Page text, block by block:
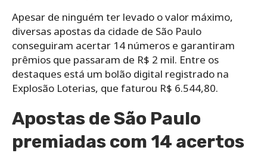
Apesar de ninguém ter levado o valor máximo,
diversas apostas da cidade de São Paulo
conseguiram acertar 14 números e garantiram
prêmios que passaram de R$ 2 mil. Entre os
destaques está um bolão digital registrado na
Explosão Loterias, que faturou R$ 6.544,80.
Apostas de São Paulo
premiadas com 14 acertos